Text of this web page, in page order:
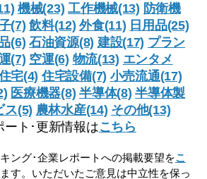
機械(23) 工作機械(13) 防衛機
(7) 飲料(12) 外食(11) 日用品(25)
(6) 石油資源(8) 建設(17) プラン
(7) 空運(6) 物流(13) エンタメ
宅(4) 住宅設備(7) 小売流通(17)
医療機器(8) 半導体(8) 半導体製
ス(5) 農林水産(14) その他(13)
ト･更新情報はこちら
ング･企業レポートへの掲載要望をこ
す。いただいたご意見は中立性を保っ